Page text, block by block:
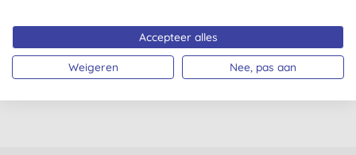
Tissues (80 tissues)
)
€ 2,60 KOPEN € 2,85 KOPEN
Accepteer alles
Weigeren Nee, pas aan